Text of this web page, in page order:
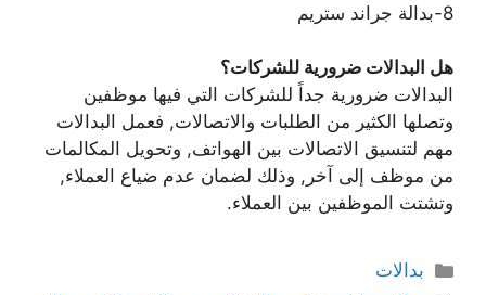
8-بدالة جراند ستريم
هل البدالات ضرورية للشركات؟
البدالات ضرورية جداً للشركات التي فيها موظفين
وتصلها الكثير من الطلبات والاتصالات, فعمل البدالات
مهم لتنسيق الاتصالات بين الهواتف, وتحويل المكالمات
من موظف إلى آخر, وذلك لضمان عدم ضياع العملاء,
وتشتت الموظفين بين العملاء.
بدالات